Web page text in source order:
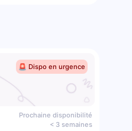
🚨 Dispo en urgence
Prochaine disponibilité
< 3 semaines